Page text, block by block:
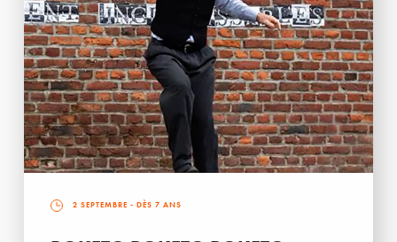
2 SEPTEMBRE - DÈS 7 ANS